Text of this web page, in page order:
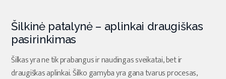
Šilkinė patalynė – aplinkai draugiškas
pasirinkimas
Šilkas yra ne tik prabangus ir naudingas sveikatai, bet ir
draugiškas aplinkai. Šilko gamyba yra gana tvarus procesas,